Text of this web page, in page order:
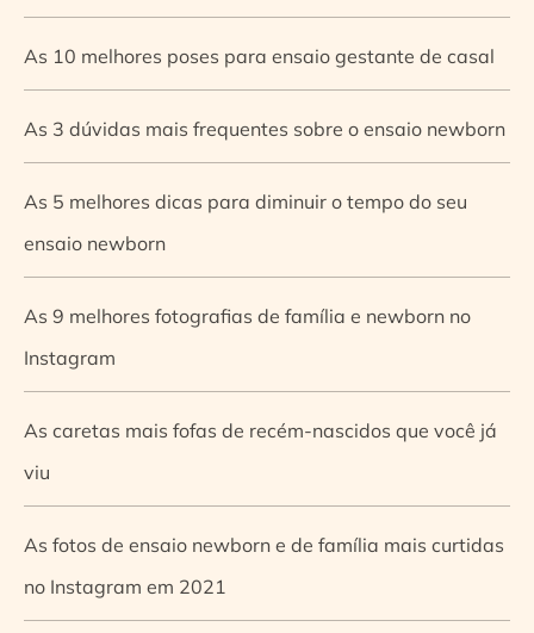
As 10 melhores poses para ensaio gestante de casal
As 3 dúvidas mais frequentes sobre o ensaio newborn
As 5 melhores dicas para diminuir o tempo do seu
ensaio newborn
As 9 melhores fotografias de família e newborn no
Instagram
As caretas mais fofas de recém-nascidos que você já
viu
As fotos de ensaio newborn e de família mais curtidas
no Instagram em 2021